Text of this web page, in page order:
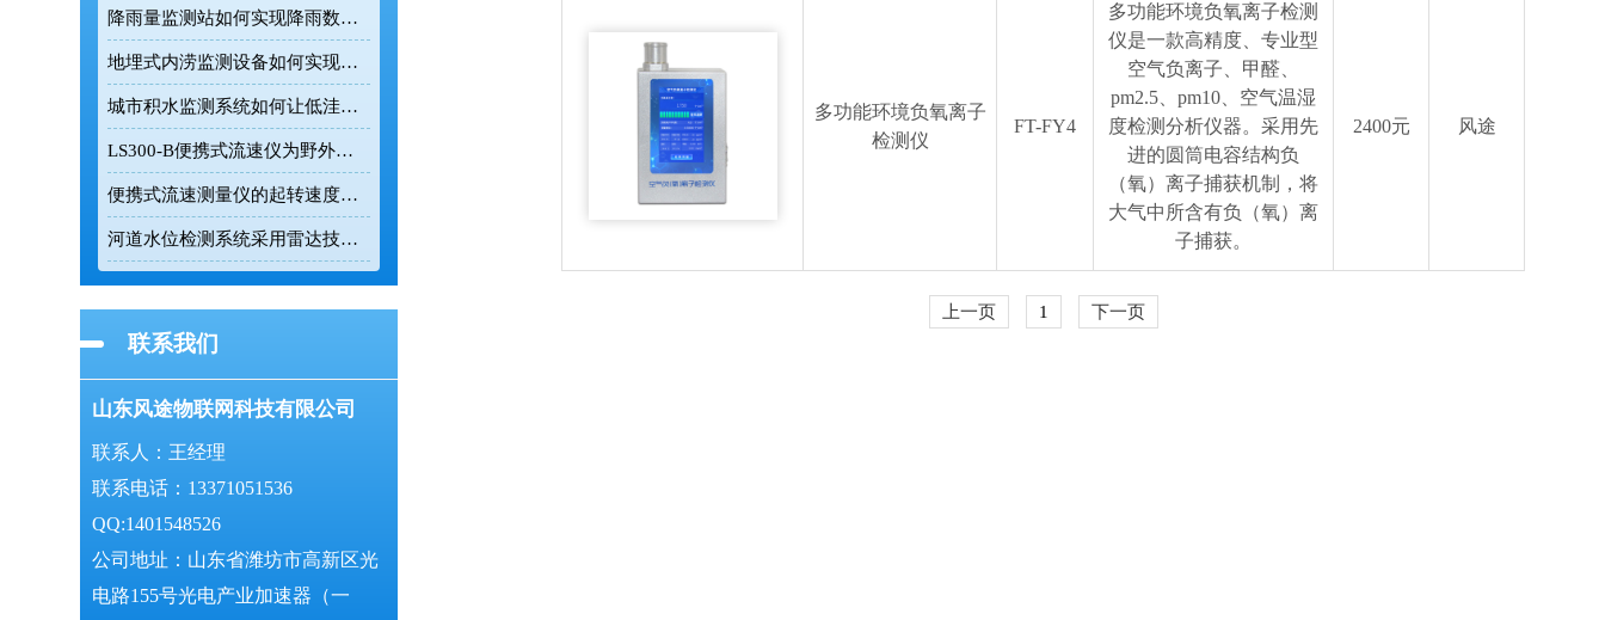
降雨量监测站如何实现降雨数据的远程实时采集
地埋式内涝监测设备如何实现低功耗长续航水位监测
城市积水监测系统如何让低洼路段实现自动预警
LS300-B便携式流速仪为野外明渠流速流量测量提供可靠数据支持
便携式流速测量仪的起转速度与测量精度技术解析
河道水位检测系统采用雷达技术实现非接触式精准测量
联系我们
山东风途物联网科技有限公司
联系人：王经理
联系电话：13371051536
QQ:1401548526
公司地址：山东省潍坊市高新区光
电路155号光电产业加速器（一
多功能环境负氧离子
检测仪
FT-FY4
多功能环境负氧离子检测
仪是一款高精度、专业型
空气负离子、甲醛、
pm2.5、pm10、空气温湿
度检测分析仪器。采用先
进的圆筒电容结构负
（氧）离子捕获机制，将
大气中所含有负（氧）离
子捕获。
2400元 风途
上一页 1 下一页